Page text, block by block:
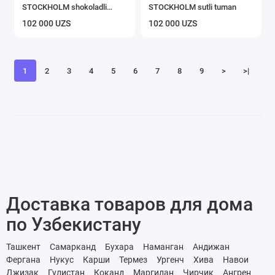
STOCKHOLM shokoladli
102 000 UZS
STOCKHOLM sutli tuman
102 000 UZS
1 2 3 4 5 6 7 8 9 > >|
Доставка товаров для дома
по Узбекистану
Ташкент Самарканд Бухара Наманган
Андижан
Фергана
Нукус Карши Термез Ургенч Хива
Навои